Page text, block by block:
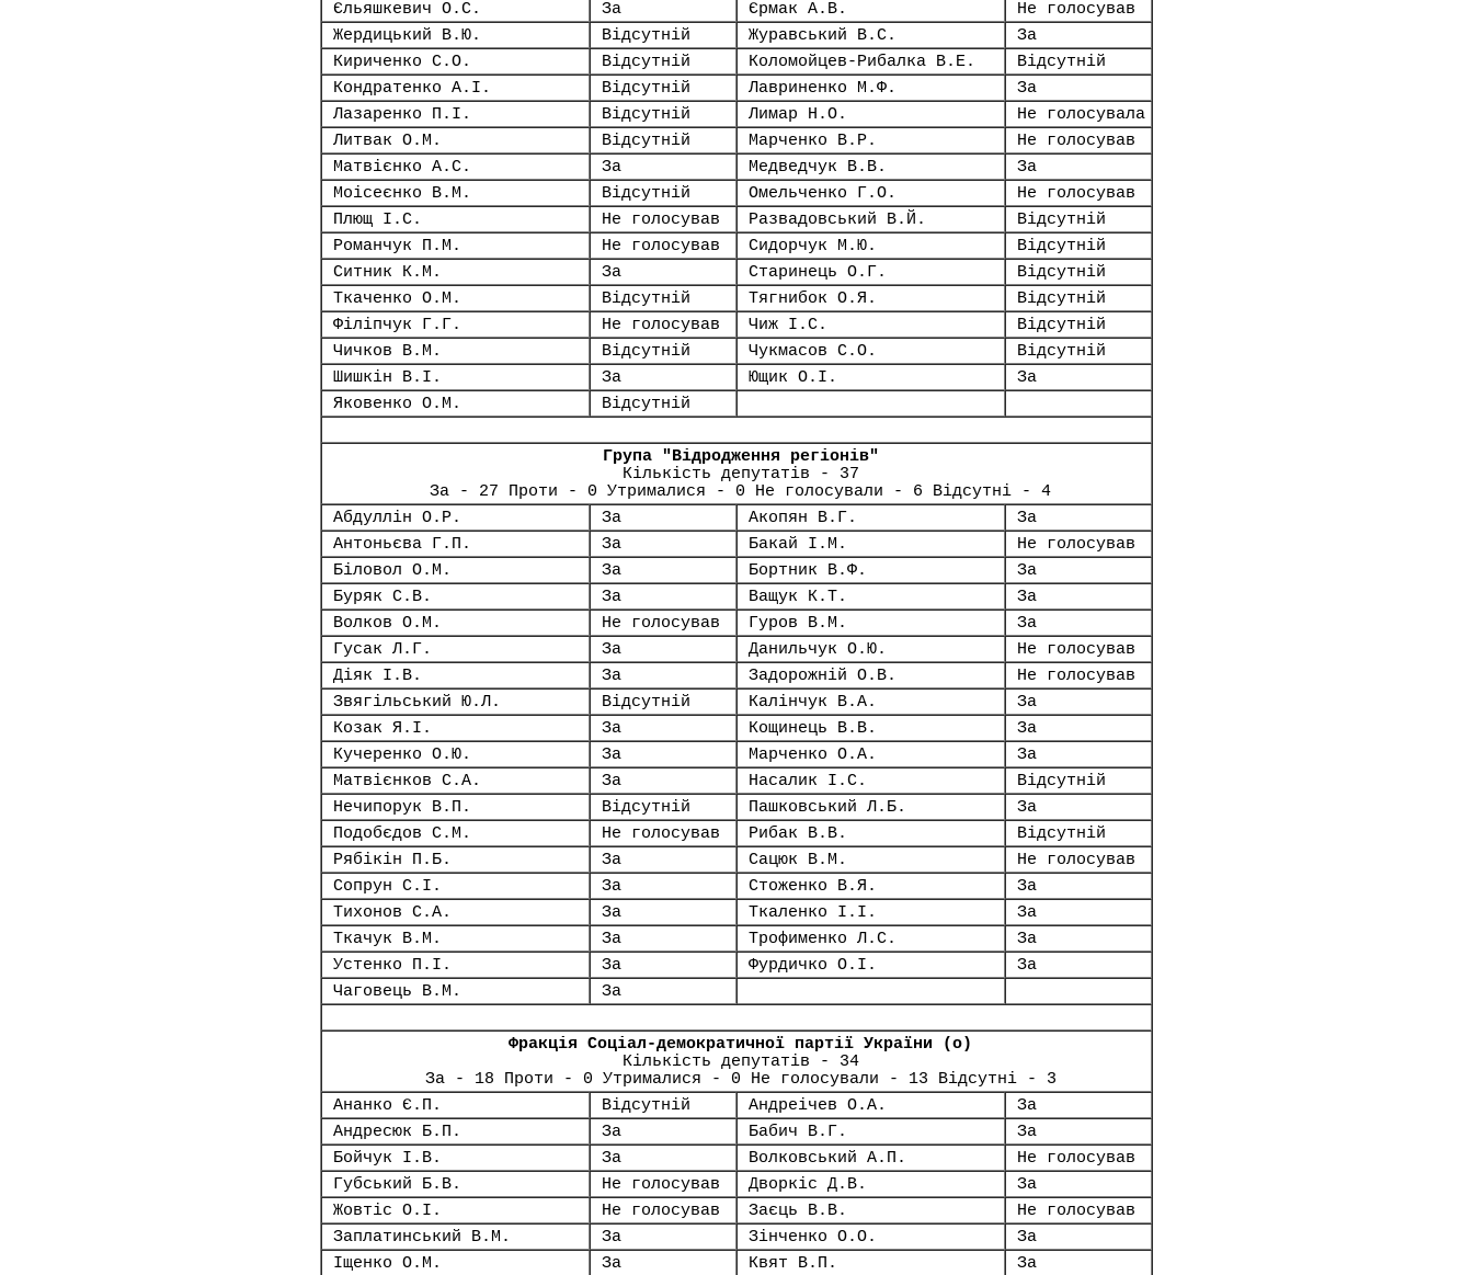
Єльяшкевич О.С.
За Єрмак А.В.
Не голосував
Жердицький В.Ю.
Відсутній Журавський В.С.
За
Кириченко С.О.
Відсутній Коломойцев-Рибалка В.Е.
Відсутній
Кондратенко А.І.
Відсутній Лавриненко М.Ф.
За
Лазаренко П.І.
Відсутній Лимар Н.О.
Не голосувала
Литвак О.М.
Відсутній Марченко В.Р.
Не голосував
Матвієнко А.С.
За Медведчук В.В.
За
Моісеєнко В.М.
Відсутній Омельченко Г.О.
Не голосував
Плющ І.С.
Не голосував Развадовський В.Й.
Відсутній
Романчук П.М.
Не голосував Сидорчук М.Ю.
Відсутній
Ситник К.М.
За Старинець О.Г.
Відсутній
Ткаченко О.М.
Відсутній Тягнибок О.Я.
Відсутній
Філіпчук Г.Г.
Не голосував Чиж І.С.
Відсутній
Чичков В.М.
Відсутній Чукмасов С.О.
Відсутній
Шишкін В.І.
За Ющик О.І.
За
Яковенко О.М.
Відсутній
Група "Відродження регіонів"
Кількість депутатів - 37
За - 27 Проти - 0 Утрималися - 0 Не голосували - 6 Відсутні - 4
Абдуллін О.Р.
За Акопян В.Г.
За
Антоньєва Г.П.
За Бакай І.М.
Не голосував
Біловол О.М.
За Бортник В.Ф.
За
Буряк С.В.
За Ващук К.Т.
За
Волков О.М.
Не голосував Гуров В.М.
За
Гусак Л.Г.
За Данильчук О.Ю.
Не голосував
Діяк І.В.
За Задорожній О.В.
Не голосував
Звягільський Ю.Л.
Відсутній Калінчук В.А.
За
Козак Я.І.
За Кощинець В.В.
За
Кучеренко О.Ю.
За Марченко О.А.
За
Матвієнков С.А.
За Насалик І.С.
Відсутній
Нечипорук В.П.
Відсутній Пашковський Л.Б.
За
Подобєдов С.М.
Не голосував Рибак В.В.
Відсутній
Рябікін П.Б.
За Сацюк В.М.
Не голосував
Сопрун С.І.
За Стоженко В.Я.
За
Тихонов С.А.
За Ткаленко І.І.
За
Ткачук В.М.
За Трофименко Л.С.
За
Устенко П.І.
За Фурдичко О.І.
За
Чаговець В.М.
За
Фракція Соціал-демократичної партії України (о)
Кількість депутатів - 34
За - 18 Проти - 0 Утрималися - 0 Не голосували - 13 Відсутні - 3
Ананко Є.П.
Відсутній Андреічев О.А.
За
Андресюк Б.П.
За Бабич В.Г.
За
Бойчук І.В.
За Волковський А.П.
Не голосував
Губський Б.В.
Не голосував Дворкіс Д.В.
За
Жовтіс О.І.
Не голосував Заєць В.В.
Не голосував
Заплатинський В.М.
За Зінченко О.О.
За
Іщенко О.М.
За Квят В.П. За